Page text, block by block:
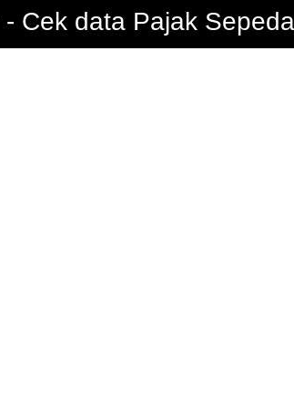
Cek data Pajak